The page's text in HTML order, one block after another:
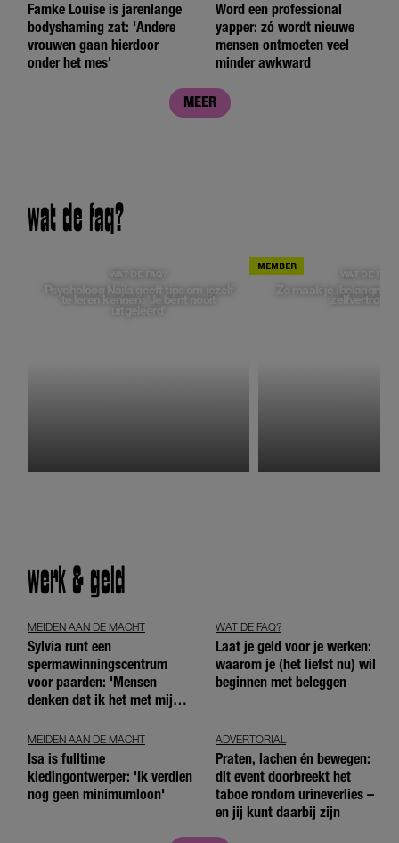
Famke Louise is jarenlange
bodyshaming zat: 'Andere
vrouwen gaan hierdoor
onder het mes'
Word een professional
yapper: zó wordt nieuwe
mensen ontmoeten veel
minder awkward
MEER
wat de faq?
WAT DE FAQ?
Psycholoog Najla geeft tips om jezelf
te leren kennen: 'Je bent nooit
uitgeleerd'
WAT DE FAQ?
Zo maak je
werk & geld
MEIDEN AAN DE MACHT
Sylvia runt een
spermawinningscentrum
voor paarden: 'Mensen
denken dat ik het met mijn
WAT DE FAQ?
Laat je geld voor je werken:
waarom je (het liefst nu) wil
beginnen met beleggen
MEIDEN AAN DE MACHT
Isa is fulltime
kledingontwerper: 'Ik verdien
nog geen minimumloon'
ADVERTORIAL
Praten, lachen én bewegen:
dit event doorbreekt het
taboe rondom urineverlies –
en jij kunt daarbij zijn